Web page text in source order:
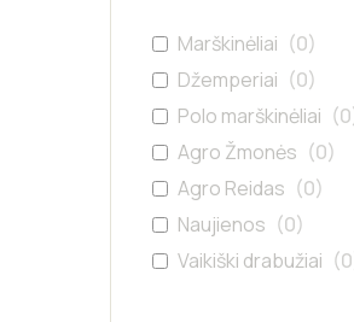
Marškinėliai (0)
Džemperiai (0)
Polo marškinėliai (0
Agro Žmonės (0)
Agro Reidas (0)
Naujienos (0)
Vaikiški drabužiai (0